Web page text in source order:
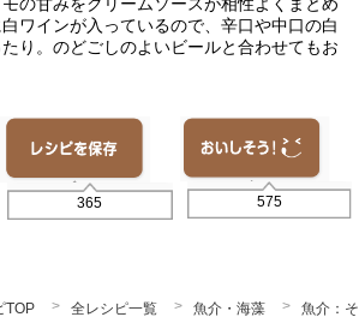
ワインが入っているので、辛口や中口の白
り。のどごしのよいビールと合わせてもお
365 575
TOP 全レシピ一覧 魚介・海藻
魚介：